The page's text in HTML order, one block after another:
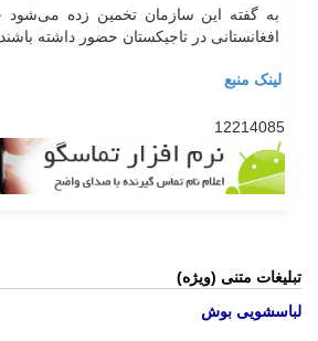
افغانستانی در تاجیکستان حضور داشته باشند.
لینک منبع
12214085
تبلیغات متنی (ویژه)
لباسشویی بوش